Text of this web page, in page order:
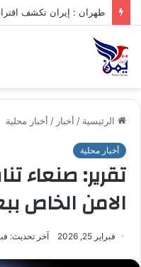
الرئيسية / أخبار / أخبار محلية
أخبار محلية
تقرير: صنعاء
الامن الخاص
فبراير 25, 2026 آخر تحديث: فبراير